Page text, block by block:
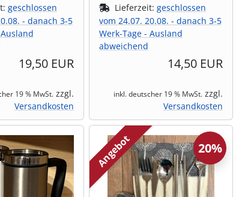
geschlossen
- danach 3-5
19,50 EUR
19 % MwSt. zzgl.
Versandkosten
Lieferzeit: geschlossen
vom 24.07. 20.08. - danach 3-5
Werk-Tage - Ausland
abweichend
14,50 EUR
inkl. deutscher 19 % MwSt. zzgl.
Versandkosten
Angebot 20%